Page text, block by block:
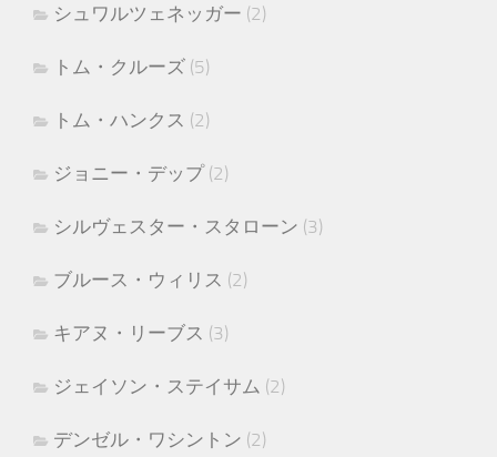
シュワルツェネッガー (2)
トム・クルーズ (5)
トム・ハンクス (2)
ジョニー・デップ(2)
シルヴェスター・スタローン (3)
ブルース・ウィリス (2)
キアヌ・リーブス (3)
ジェイソン・ステイサム (2)
デンゼル・ワシントン (2)